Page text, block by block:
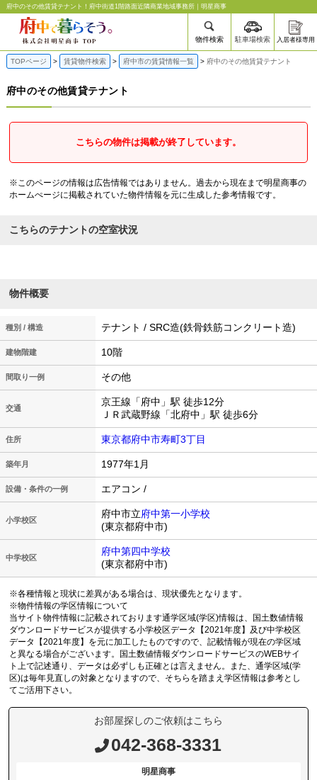
府中のその他賃貸テナント | 府中の賃貸なら明星商事
物件検索 駐車場検索 入居者様専用
府中のその他賃貸テナント！府中街道1階路面近隣商業地域事務所｜明星商事
TOPページ 賃貸物件検索 府中市の賃貸情報一覧 府中のその他賃貸テナント
府中のその他賃貸テナント
こちらの物件は掲載が終了しています。
※このページの情報は広告情報ではありません。過去から現在まで明星商事の
ホームぺージに掲載されていた物件情報を元に生成した参考情報です。
こちらのテナントの空室状況
物件概要
種別 / 構造 テナント / SRC造(鉄骨鉄筋コンクリート造)
建物階建 10階
間取り一例 その他
交通
京王線「府中」駅 徒歩12分
ＪＲ武蔵野線「北府中」駅 徒歩6分
住所 東京都府中市寿町3丁目
築年月 1977年1月
設備・条件の一例 エアコン /
小学校区
府中市立府中第一小学校
(東京都府中市)
中学校区
府中第四中学校
(東京都府中市)
※各種情報と現状に差異がある場合は、現状優先となります。
※物件情報の学区情報について
当サイト物件情報に記載されております通学区域(学区)情報は、国土数値情報
ダウンロードサービスが提供する小学校区データ【2021年度】及び中学校区
データ【2021年度】を元に加工したものですので、記載情報が現在の学区域
と異なる場合がございます。国土数値情報ダウンロードサービスのWEBサイ
ト上で記述通り、データは必ずしも正確とは言えません。また、通学区域(学
区)は毎年見直しの対象となりますので、そちらを踏まえ学区情報は参考とし
てご活用下さい。
お部屋探しのご依頼はこちら
042-368-3331
明星商事